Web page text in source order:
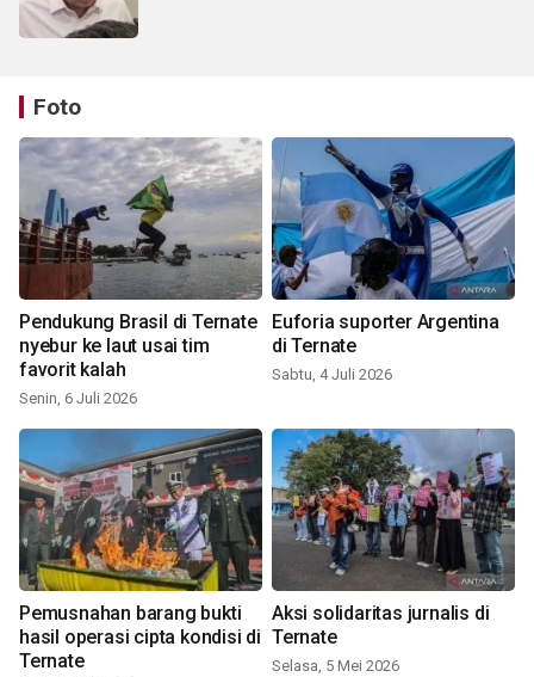
Foto
Pendukung Brasil di Ternate
nyebur ke laut usai tim
favorit kalah
Senin, 6 Juli 2026
Euforia suporter Argentina
di Ternate
Sabtu, 4 Juli 2026
Pemusnahan barang bukti
hasil operasi cipta kondisi di
Ternate
Aksi solidaritas jurnalis di
Ternate
Selasa, 5 Mei 2026